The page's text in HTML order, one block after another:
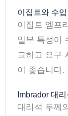
이집트와 수
이집트 엠프
일부 특성이
교하고 요구
이 좋습니다.
Imbrador 대
대리석 두께